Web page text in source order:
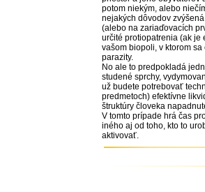
potom niekým, alebo
nejakých dôvodov
(alebo na zariaďovacích
určité protiopatrenia (ak je
vašom biopoli, v ktorom
parazity.
No ale to predpokladá
studené sprchy,
už budete potrebovať
predmetoch) efektívne
štruktúry človeka
V tomto prípade hrá čas
iného aj od toho, kto to
aktivovať.